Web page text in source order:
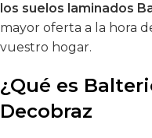
los suelos laminados
mayor oferta a la hora
vuestro hogar.
¿Qué es
Decobraz